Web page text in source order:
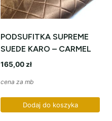
PODSUFITKA SUPREME
SUEDE KARO – CARMEL
165,00 zł
cena za mb
Dodaj do koszyka